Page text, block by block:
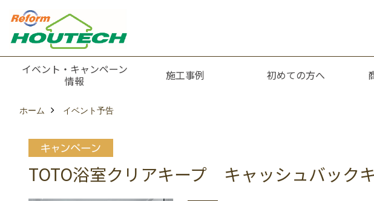
イベント・キャンペーン
情報
施工事例 初めての方へ
ホーム イベント予告
TOTO浴室クリアキープ キャッシュバック